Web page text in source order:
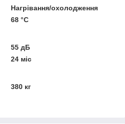
Нагрівання/охолодження
68 °С
55 дБ
24 міс
380 кг